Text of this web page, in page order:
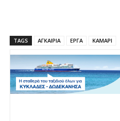
TAGS ΑΓΚΑΙΡΙΑ ΕΡΓΑ ΚΑΜΑΡΙ